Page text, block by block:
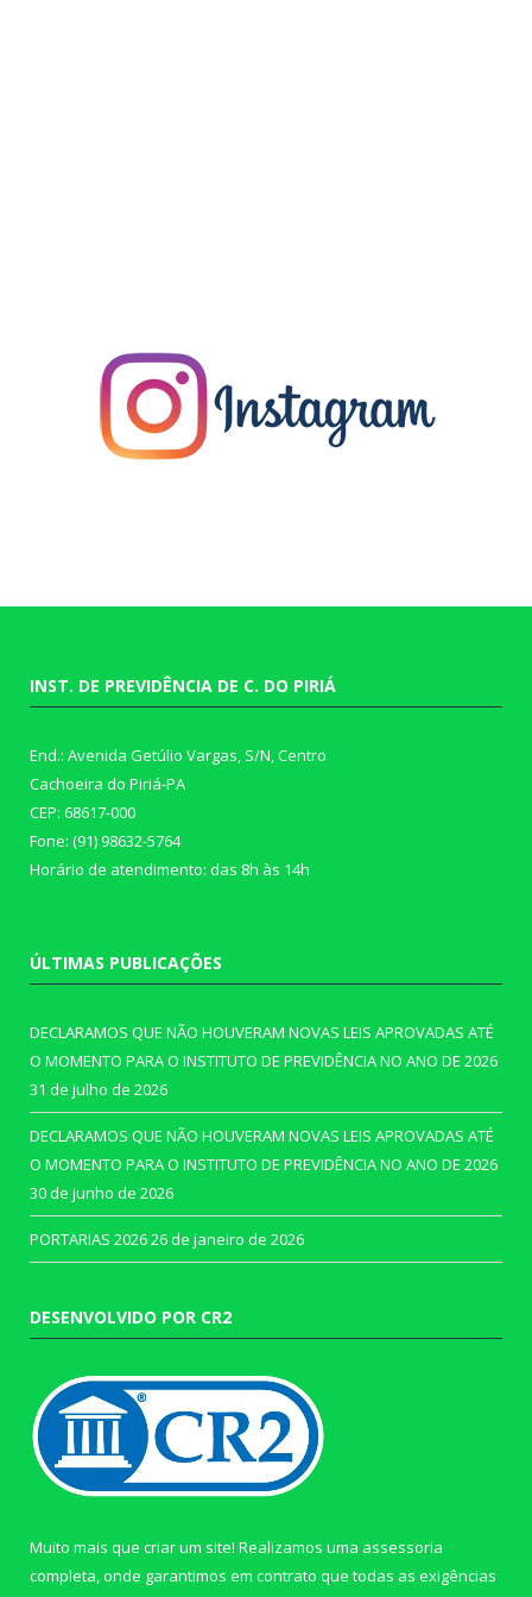
INST. DE PREVIDÊNCIA DE C. DO PIRIÁ
End.: Avenida Getúlio Vargas, S/N, Centro
Cachoeira do Piriá-PA
CEP: 68617-000
Fone: (91) 98632-5764
Horário de atendimento: das 8h às 14h
ÚLTIMAS PUBLICAÇÕES
DECLARAMOS QUE NÃO HOUVERAM NOVAS LEIS APROVADAS ATÉ
O MOMENTO PARA O INSTITUTO DE PREVIDÊNCIA NO ANO DE 2026
31 de julho de 2026
DECLARAMOS QUE NÃO HOUVERAM NOVAS LEIS APROVADAS ATÉ
O MOMENTO PARA O INSTITUTO DE PREVIDÊNCIA NO ANO DE 2026
30 de junho de 2026
PORTARIAS 202626 de janeiro de 2026
DESENVOLVIDO POR CR2
Muito mais que criar um site! Realizamos uma assessoria
completa, onde garantimos em contrato que todas as exigências